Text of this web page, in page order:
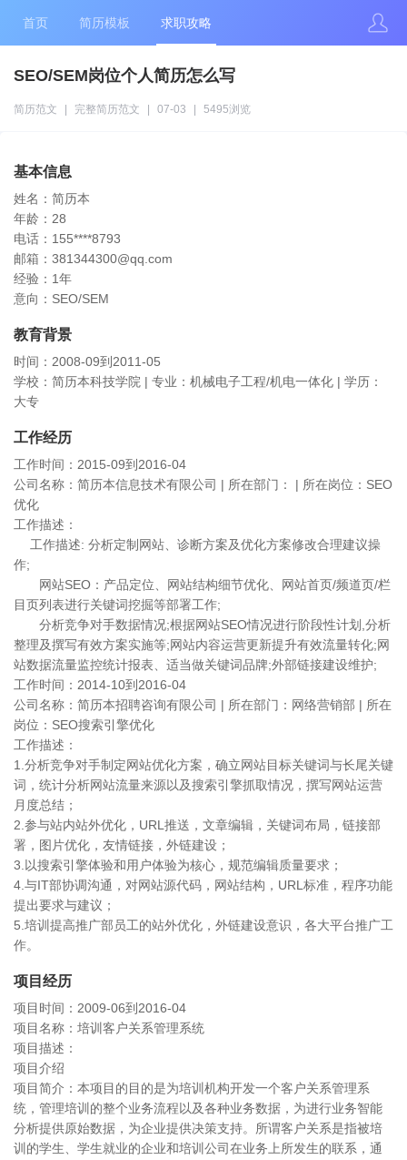
首页 简历模板 求职攻略
SEO/SEM岗位个人简历怎么写
简历范文 完整简历范文 07-03 5495浏览
基本信息
姓名：简历本
年龄：28
电话：155****8793
邮箱：381344300@qq.com
经验：1年
意向：SEO/SEM
教育背景
时间：2008-09到2011-05
学校：简历本科技学院 | 专业：机械电子工程/机电一体化 | 学历：
大专
工作经历
工作时间：2015-09到2016-04
公司名称：简历本信息技术有限公司 | 所在部门： | 所在岗位：SEO
优化
工作描述：
工作描述: 分析定制网站、诊断方案及优化方案修改合理建议操
作;
网站SEO：产品定位、网站结构细节优化、网站首页/频道页/栏
目页列表进行关键词挖掘等部署工作;
分析竞争对手数据情况;根据网站SEO情况进行阶段性计划,分析
整理及撰写有效方案实施等;网站内容运营更新提升有效流量转化;网
站数据流量监控统计报表、适当做关键词品牌;外部链接建设维护;
工作时间：2014-10到2016-04
公司名称：简历本招聘咨询有限公司 | 所在部门：网络营销部 | 所在
岗位：SEO搜索引擎优化
工作描述：
1.分析竞争对手制定网站优化方案，确立网站目标关键词与长尾关键
词，统计分析网站流量来源以及搜索引擎抓取情况，撰写网站运营
月度总结；
2.参与站内站外优化，URL推送，文章编辑，关键词布局，链接部
署，图片优化，友情链接，外链建设；
3.以搜索引擎体验和用户体验为核心，规范编辑质量要求；
4.与IT部协调沟通，对网站源代码，网站结构，URL标准，程序功能
提出要求与建议；
5.培训提高推广部员工的站外优化，外链建设意识，各大平台推广工
作。
项目经历
项目时间：2009-06到2016-04
项目名称：培训客户关系管理系统
项目描述：
项目介绍
项目简介：本项目的目的是为培训机构开发一个客户关系管理系
统，管理培训的整个业务流程以及各种业务数据，为进行业务智能
分析提供原始数据，为企业提供决策支持。所谓客户关系是指被培
训的学生、学生就业的企业和培训公司在业务上所发生的联系，通